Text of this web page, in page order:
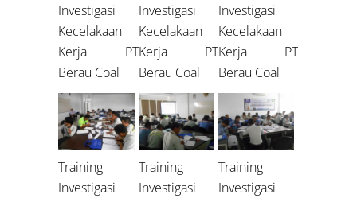
Investigasi
Kecelakaan
Kerja PT
Berau Coal
Investigasi
Kecelakaan
Kerja PT
Berau Coal
Investigasi
Kecelakaan
Kerja PT
Berau Coal
Training
Investigasi
Training
Investigasi
Training
Investigasi